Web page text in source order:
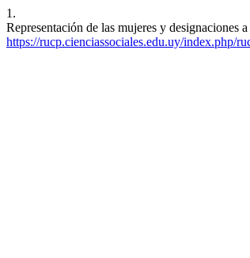
1.
Representación de las mujeres y designaciones
https://rucp.cienciassociales.edu.uy/index.php/